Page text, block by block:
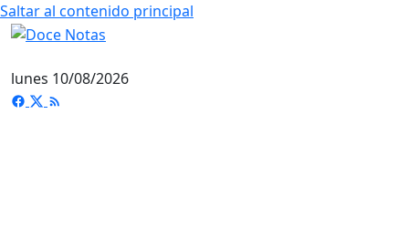
Saltar al contenido principal
lunes 10/08/2026